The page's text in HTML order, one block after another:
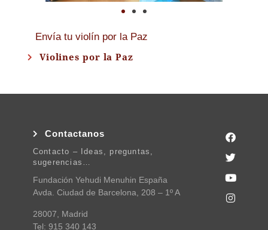
Envía tu violín por la Paz
Violines por la Paz
Contactanos
Contacto – Ideas, preguntas,
sugerencias…
Fundación Yehudi Menuhin España
Avda. Ciudad de Barcelona, 208 – 1º A
28007, Madrid
Tel: 915 340 143